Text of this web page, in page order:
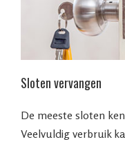
Sloten vervangen
De meeste sloten
Veelvuldig verbruik